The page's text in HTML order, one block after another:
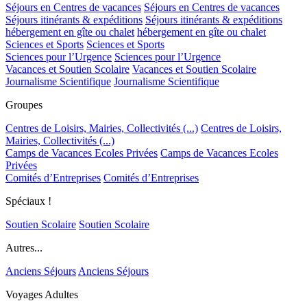
Séjours en Centres de vacances Séjours en Centres de vacances
Séjours itinérants & expéditions Séjours itinérants & expéditions
hébergement en gîte ou chalet hébergement en gîte ou chalet
Sciences et Sports Sciences et Sports
Sciences pour l’Urgence Sciences pour l’Urgence
Vacances et Soutien Scolaire Vacances et Soutien Scolaire
Journalisme Scientifique Journalisme Scientifique
Groupes
Centres de Loisirs, Mairies, Collectivités (...) Centres de Loisirs,
Mairies, Collectivités (...)
Camps de Vacances Ecoles Privées Camps de Vacances Ecoles
Privées
Comités d’Entreprises Comités d’Entreprises
Spéciaux !
Soutien Scolaire Soutien Scolaire
Autres...
Anciens Séjours Anciens Séjours
Voyages Adultes